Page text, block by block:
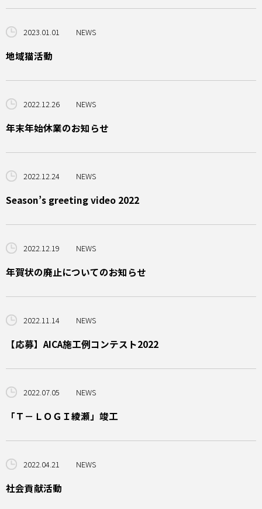
2023.01.01 NEWS
地域猫活動
2022.12.26 NEWS
年末年始休業のお知らせ
2022.12.24 NEWS
Season’s greeting video 2022
2022.12.19 NEWS
年賀状の廃止についてのお知らせ
2022.11.14 NEWS
【応募】AICA施工例コンテスト2022
2022.07.05 NEWS
「Ｔ－ＬＯＧＩ綾瀬」竣工
2022.04.21 NEWS
社会貢献活動